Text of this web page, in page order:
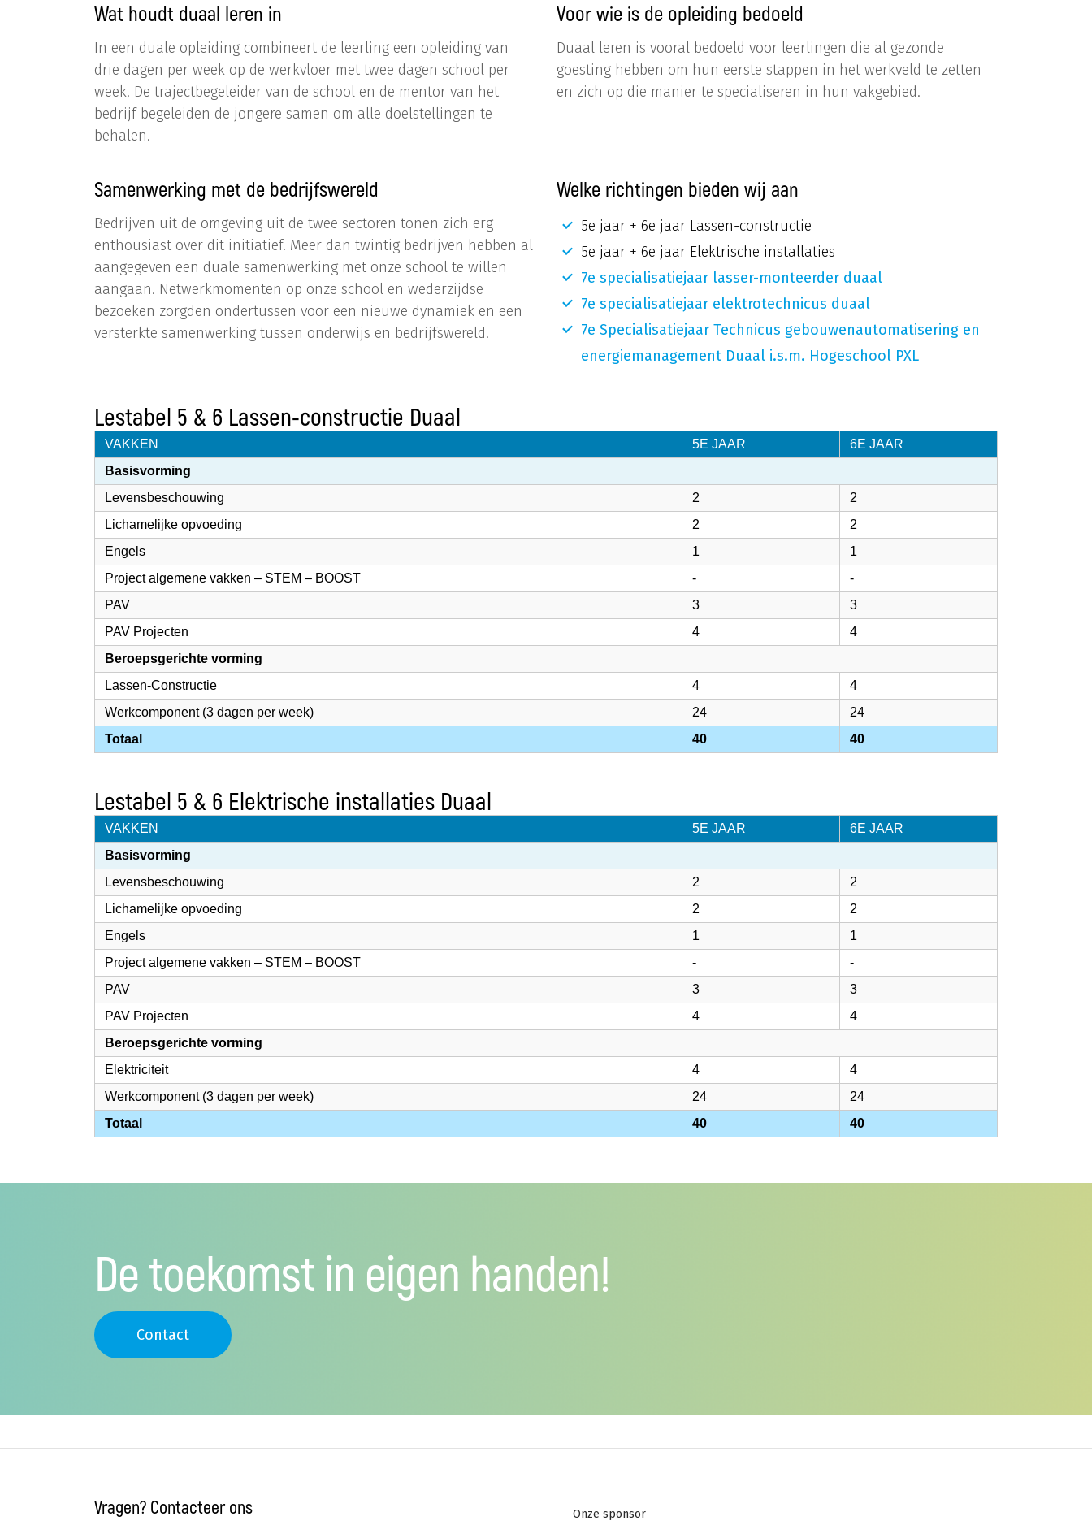
Wat houdt duaal leren in
In een duale opleiding combineert de leerling een opleiding van
drie dagen per week op de werkvloer met twee dagen school per
week. De trajectbegeleider van de school en de mentor van het
bedrijf begeleiden de jongere samen om alle doelstellingen te
behalen.
Voor wie is de opleiding bedoeld
Duaal leren is vooral bedoeld voor leerlingen die al gezonde
goesting hebben om hun eerste stappen in het werkveld te zetten
en zich op die manier te specialiseren in hun vakgebied.
Samenwerking met de bedrijfswereld
Bedrijven uit de omgeving uit de twee sectoren tonen zich erg
enthousiast over dit initiatief. Meer dan twintig bedrijven hebben al
aangegeven een duale samenwerking met onze school te willen
aangaan. Netwerkmomenten op onze school en wederzijdse
bezoeken zorgden ondertussen voor een nieuwe dynamiek en een
versterkte samenwerking tussen onderwijs en bedrijfswereld.
Welke richtingen bieden wij aan
5e jaar + 6e jaar Lassen-constructie
5e jaar + 6e jaar Elektrische installaties
7e specialisatiejaar lasser-monteerder duaal
7e specialisatiejaar elektrotechnicus duaal
7e Specialisatiejaar Technicus gebouwenautomatisering en
energiemanagement Duaal i.s.m. Hogeschool PXL
Lestabel 5 & 6 Lassen-constructie Duaal
VAKKEN 5E JAAR
6E JAAR
Basisvorming
Levensbeschouwing
2
2
Lichamelijke opvoeding
2
2
Engels
1
1
Project algemene vakken – STEM – BOOST
-
-
PAV
3
3
PAV Projecten
4
4
Beroepsgerichte vorming
Lassen-Constructie
4
4
Werkcomponent (3 dagen per week)
24
24
Totaal
40 40
Lestabel 5 & 6 Elektrische installaties Duaal
VAKKEN 5E JAAR
6E JAAR
Basisvorming
Levensbeschouwing
2
2
Lichamelijke opvoeding
2
2
Engels
1
1
Project algemene vakken – STEM – BOOST
-
-
PAV
3
3
PAV Projecten
4
4
Beroepsgerichte vorming
Elektriciteit
4
4
Werkcomponent (3 dagen per week)
24
24
Totaal
40 40
De toekomst in eigen handen!
Contact
Vragen? Contacteer ons
Footer
Onze sponsor